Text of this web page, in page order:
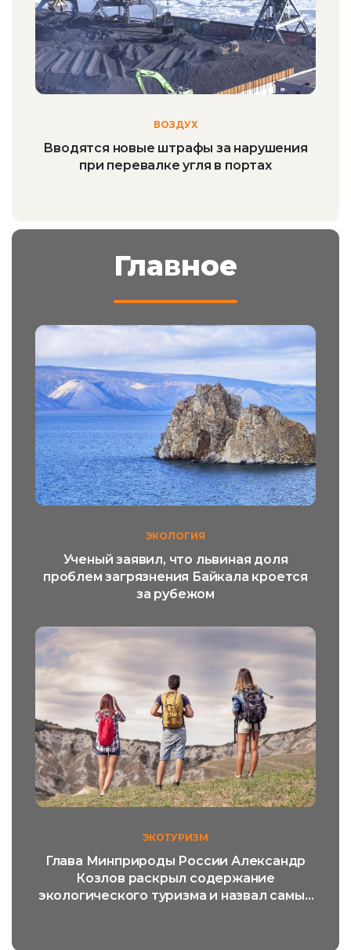
ВОЗДУХ
Вводятся новые штрафы за нарушения
при перевалке угля в портах
Главное
ЭКОЛОГИЯ
Ученый заявил, что львиная доля
проблем загрязнения Байкала кроется
за рубежом
ЭКОТУРИЗМ
Глава Минприроды России Александр
Козлов раскрыл содержание
экологического туризма и назвал самый